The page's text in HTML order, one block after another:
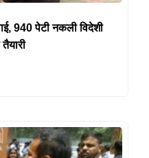
940 पेटी नकली विदेशी